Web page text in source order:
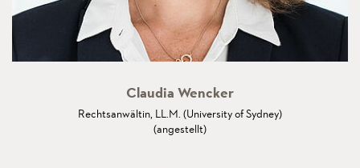
Claudia Wencker
Rechtsanwältin, LL.M. (University of Sydney)
(angestellt)